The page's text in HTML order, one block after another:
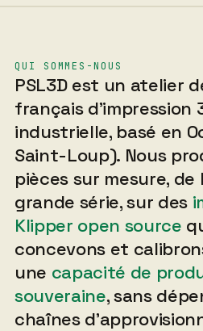
QUI SOMMES-NOUS
PSL3D est un atelier
français d'impression
industrielle, basé en
Saint-Loup). Nous
pièces sur mesure,
grande série, sur des
Klipper open source
concevons et
une capacité de
souveraine, sans
chaînes